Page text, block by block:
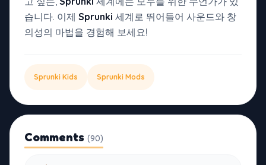
습니다. 이제 Sprunki 세계로 뛰어들어 사운드와 창
의성의 마법을 경험해 보세요!
Sprunki Kids Sprunki Mods
Comments (90)